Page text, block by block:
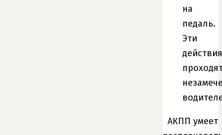
на
педаль.
Эти
действия
АКПП умеет